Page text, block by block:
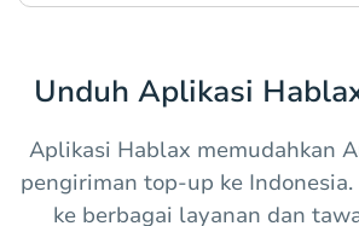
Unduh Aplikasi
Aplikasi Hablax memudahkan
pengiriman top-up ke Indonesia.
ke berbagai layanan dan